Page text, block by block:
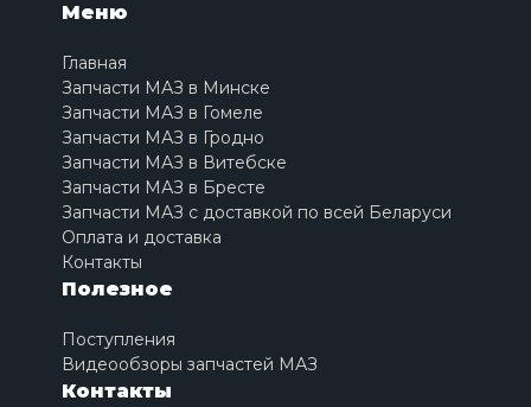
Меню
Главная
Запчасти МАЗ в Минске
Запчасти МАЗ в Гомеле
Запчасти МАЗ в Гродно
Запчасти МАЗ в Витебске
Запчасти МАЗ в Бресте
Запчасти МАЗ с доставкой по всей Беларуси
Оплата и доставка
Контакты
Полезное
Поступления
Видеообзоры запчастей МАЗ
Контакты